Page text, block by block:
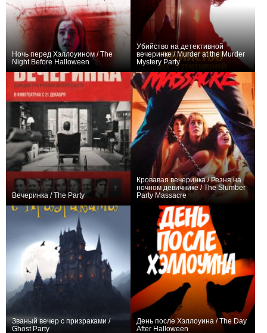
Ночь перед Хэллоуином / The
Night Before Halloween
Убийство на детективной
вечеринке / Murder at the Murder
Mystery Party
Вечеринка / The Party
Кровавая вечеринка / Резня на
ночном девичнике / The Slumber
Party Massacre
Званый вечер с призраками /
Ghost Party
День после Хэллоуина / The Day
After Halloween